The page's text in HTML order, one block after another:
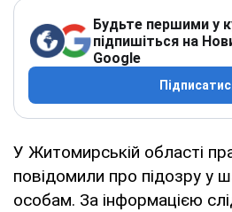
Будьте першими у
підпишіться на
Google
У Житомирській області
повідомили про підозру у
особам. За інформацією